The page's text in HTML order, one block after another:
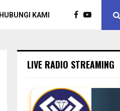
HUBUNGI KAMI
LIVE RADIO STREAMING